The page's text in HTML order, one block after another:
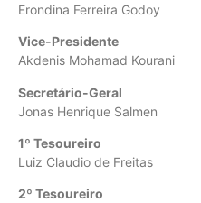
Erondina Ferreira Godoy
Vice-Presidente
Akdenis Mohamad Kourani
Secretário-Geral
Jonas Henrique Salmen
1º Tesoureiro
Luiz Claudio de Freitas
2º Tesoureiro